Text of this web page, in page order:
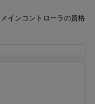
インコントローラの資格